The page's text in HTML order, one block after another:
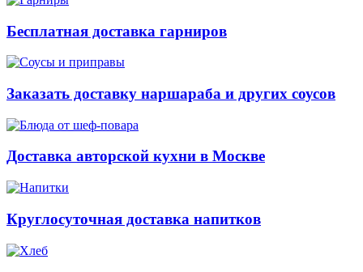
Бесплатная доставка гарниров
Заказать доставку наршараба и других соусов
Доставка авторской кухни в Москве
Круглосуточная доставка напитков